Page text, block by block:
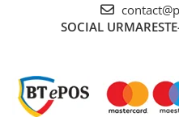
SOCIAL